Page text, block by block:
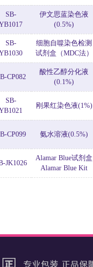
SB-
伊文思蓝染色液
(0.5%)
SB-
细胞自噬染色检测
试剂盒（MDC法）
CP082
酸性乙醇分化液
(0.1%)
SB-
刚果红染色液(1%)
CP099 氨水溶液(0.5%)
JK1026
Alamar Blue试剂盒
Alamar Blue Kit